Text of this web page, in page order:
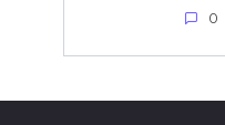
0